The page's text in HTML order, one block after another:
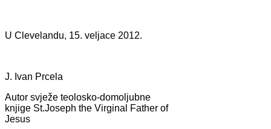
U Clevelandu, 15. veljace 2012.
J. Ivan Prcela
Autor svježe teolosko-domoljubne
knjige St.Joseph the Virginal Father of
Jesus